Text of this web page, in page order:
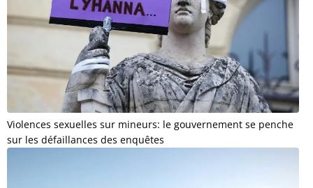
Violences sexuelles sur mineurs: le gouvernement se penche
sur les défaillances des enquêtes